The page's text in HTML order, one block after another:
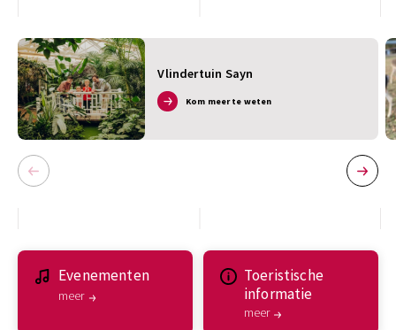
Vlindertuin Sayn
Kom meer te weten
Evenementen
meer
Toeristische
informatie
meer